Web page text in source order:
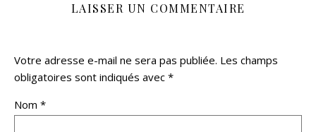
LAISSER UN COMMENTAIRE
Votre adresse e-mail ne sera pas publiée. Les champs
obligatoires sont indiqués avec *
Nom *